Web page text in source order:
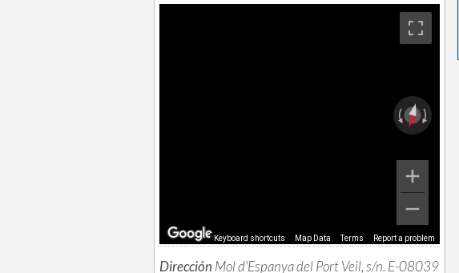
Keyboard shortcuts Map Data Terms Report a problem
Dirección Mol d'Espanya del Port Veil, s/n. E-08039